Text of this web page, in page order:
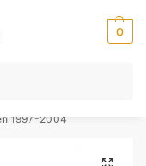
0
NC10
1997-2004